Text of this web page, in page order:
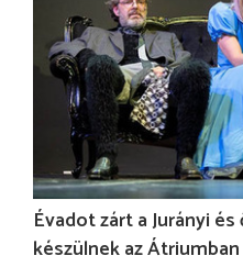
Évadot zárt a Jurányi
készülnek az Átriumban